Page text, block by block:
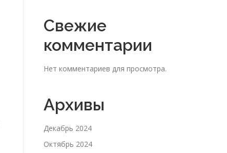
Свежие
комментарии
Нет комментариев для просмотра.
Архивы
Декабрь 2024
Октябрь 2024